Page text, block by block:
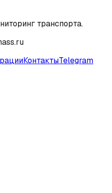
транспорта.
КонтактыTelegram